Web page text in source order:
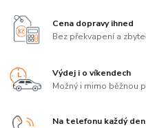
Cena dopravy ihned
Bez překvapení a
Výdej i o víkendech
Možný i mimo běžnou
Na telefonu každý den